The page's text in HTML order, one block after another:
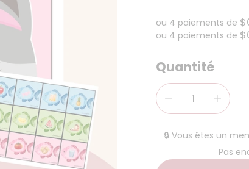
ou 4 paiements de
ou 4 paiements de
Quantité
🔒 Vous êtes un
Pas